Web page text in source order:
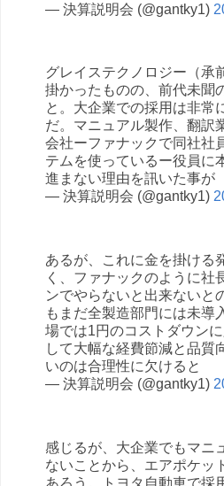
— 決算説明会 (@gantky1)
グレイステクノロジー（承
掛かったものの、前代未聞
と。大企業での採用は非常
だ。マニュアル製作、翻訳
会社ーファナックで同社社
テムを使っているー役員に
進まない理由を訊いた事が
— 決算説明会 (@gantky1)
あるが、これに金を掛ける
く、ファナックのように社
ンでやらないと出来ないと
もまだ全製造部門には未導
場では1円のコストダウン
して大幅な経費節減と品質
いのは合理性に欠けると
— 決算説明会 (@gantky1)
感じるが、大企業でもマニ
ないことから、エアポケッ
あろう。トヨタ自動車で採